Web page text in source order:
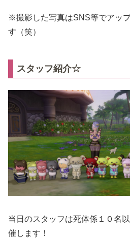
※撮影した写真はSNS等でアッ
す（笑）
スタッフ紹介☆
当日のスタッフは死体係１０名
催します！